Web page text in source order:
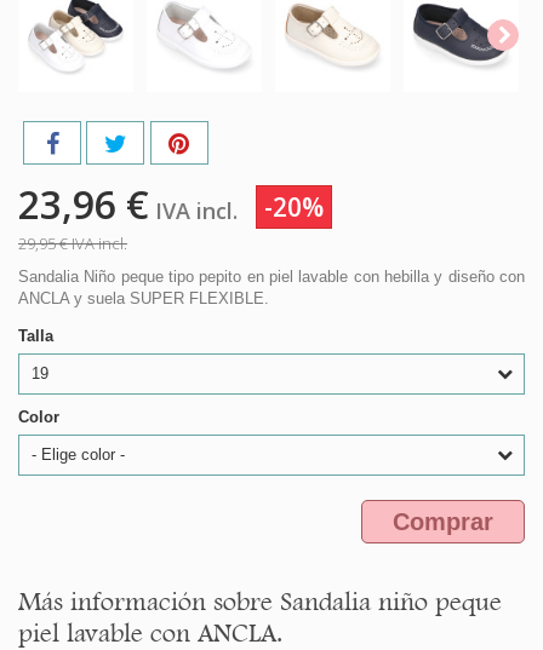
23,96 € IVA incl. -20%
29,95 €IVA incl.
Sandalia Niño peque tipo pepito en piel lavable con hebilla y diseño con
ANCLA y suela SUPER FLEXIBLE.
Talla
19
Color
- Elige color -
Comprar
Más información sobre Sandalia niño peque
piel lavable con ANCLA.